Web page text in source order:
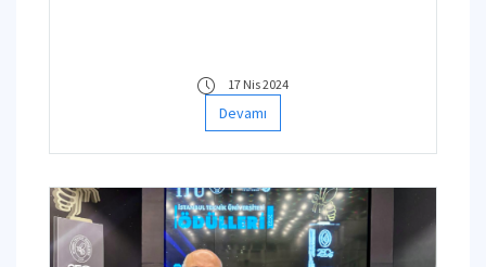
17 Nis 2024
Devamı